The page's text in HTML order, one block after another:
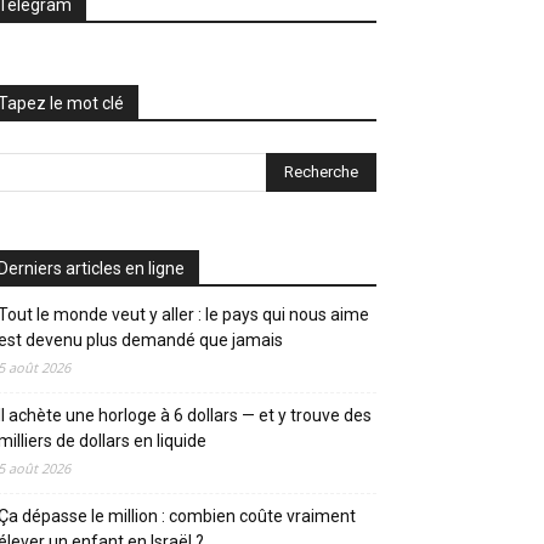
le mot clé
articles en ligne
le monde veut y aller : le pays qui nous aime
devenu plus demandé que jamais
août 2026
achète une horloge à 6 dollars — et y trouve des
de dollars en liquide
août 2026
dépasse le million : combien coûte vraiment